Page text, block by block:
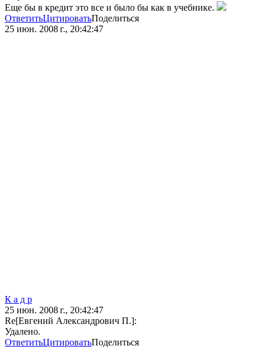
Еще бы в кредит это все и было бы как в учебнике.
ОтветитьЦитироватьПоделиться
25 июн. 2008 г., 20:42:47
К а д р
25 июн. 2008 г., 20:42:47
Re[Евгений Александрович П.]:
Удалено.
ОтветитьЦитироватьПоделиться